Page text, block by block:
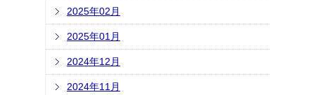
2025年02月
2025年01月
2024年12月
2024年11月